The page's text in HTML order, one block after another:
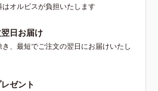
オルビスが負担いたします
日お届け
、最短でご注文の翌日にお届けいたし
ゼント